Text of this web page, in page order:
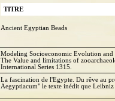
TITRE
Ancient Egyptian Beads
Modeling Socioeconomic Evolution
The Value and limitations of
International Series 1315.
La fascination de l'Egypte. Du rêve au
Aegyptiacum" le texte inédit que